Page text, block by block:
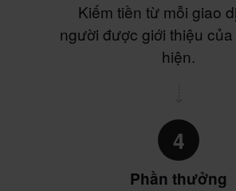
Kiếm tiền từ mỗi giao
người được giới thiệu
hiện.
4
Phần thưởng